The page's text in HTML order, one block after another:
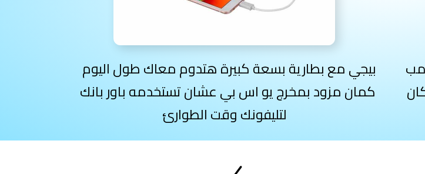
كمان مزود بمخرج يو اس بي عشان تستخدمه باور بانك